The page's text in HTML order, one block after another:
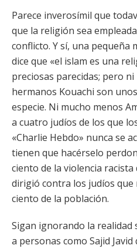
Parece inverosímil que
que la religión sea
conflicto. Y sí, una pequeña
dice que «el islam es una
preciosas parecidas; pero
hermanos Kouachi son
especie. Ni mucho menos
a cuatro judíos de los que
«Charlie Hebdo» nunca se
tienen que hacérselo
ciento de la violencia
dirigió contra los judíos
ciento de la población.
Sigan ignorando la realidad
a personas como Sajid